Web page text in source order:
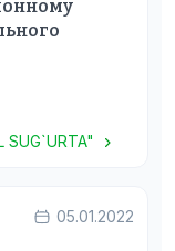
05.01.2022